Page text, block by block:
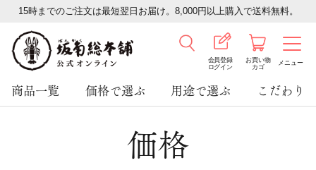
15時までのご注文は最短翌日お届け。8,000円以上購入で送料無料。
会員登録
ログイン
お買い物
カゴ
メニュー
商品一覧 価格で選ぶ 用途で選ぶ こだわり
価格